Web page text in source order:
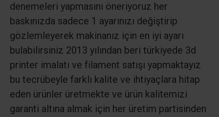
denemeleri yapmasını öneriyoruz her
baskınızda sadece 1 ayarınızı değiştirip
gözlemleyerek makinanız için en iyi ayarı
bulabilirsiniz 2013 yılından beri türkiyede 3d
printer imalatı ve filament satışı yapmaktayız
bu tecrübeyle farklı kalite ve ihtiyaçlara hitap
eden ürünler üretmekte ve ürün kalitemizi
garanti altına almak için her üretim partisinden